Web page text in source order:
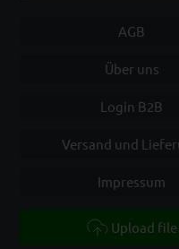
AGB
Über uns
Login B2B
Versand und
Impressum
Upload file